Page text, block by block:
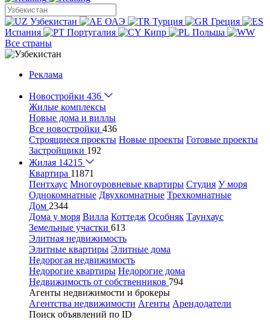
Узбекистан ОАЭ Турция
Греция
Испания
Португалия Кипр
Польша
Все страны
Реклама
Новостройки 436
Жилые комплексы
Новые дома и виллы
Все новостройки 436
Строящиеся проекты Новые проекты Готовые проекты
Застройщики 192
Жилая 14215
Квартира 11871
Пентхаус Многоуровневые квартиры Студия У моря
Однокомнатные Двухкомнатные Трехкомнатные
Дом 2344
Дома у моря Вилла Коттедж Особняк Таунхаус
Земельные участки 613
Элитная недвижимость
Элитные квартиры Элитные дома
Недорогая недвижимость
Недорогие квартиры Недорогие дома
Недвижимость от собственников 794
Агенты недвижимости и брокеры
Агентства недвижимости Агенты Арендодатели
Поиск объявлений по ID